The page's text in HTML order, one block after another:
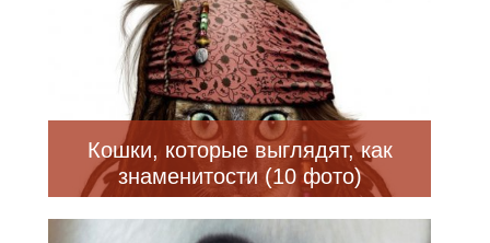
Кошки, которые выглядят, как
знаменитости (10 фото)